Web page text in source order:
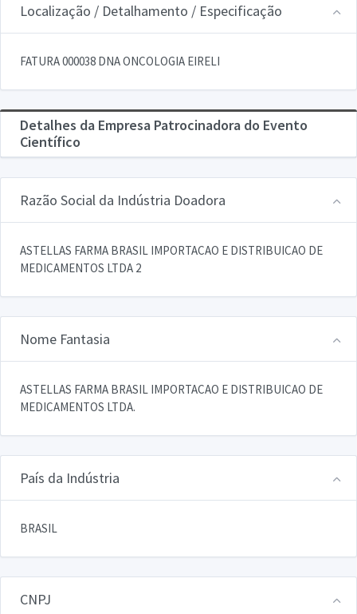
Localização / Detalhamento / Especificação
FATURA 000038 DNA ONCOLOGIA EIRELI
Detalhes da Empresa Patrocinadora do Evento
Científico
Razão Social da Indústria Doadora
ASTELLAS FARMA BRASIL IMPORTACAO E DISTRIBUICAO DE
MEDICAMENTOS LTDA 2
Nome Fantasia
ASTELLAS FARMA BRASIL IMPORTACAO E DISTRIBUICAO DE
MEDICAMENTOS LTDA.
País da Indústria
BRASIL
CNPJ